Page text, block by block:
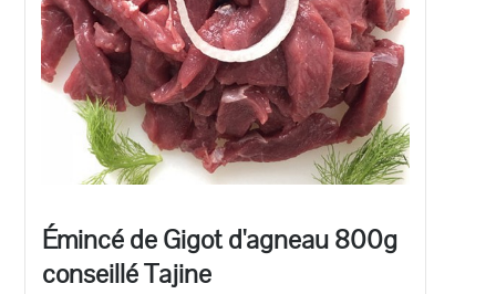
Émincé de Gigot d'agneau 800g
conseillé Tajine